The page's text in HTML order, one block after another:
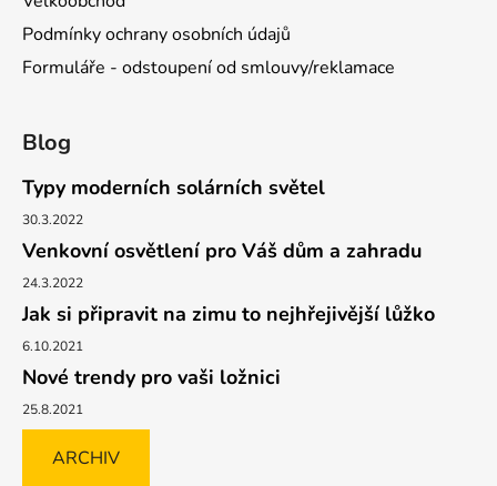
Podmínky ochrany osobních údajů
Formuláře - odstoupení od smlouvy/reklamace
Blog
Typy moderních solárních světel
30.3.2022
Venkovní osvětlení pro Váš dům a zahradu
24.3.2022
Jak si připravit na zimu to nejhřejivější lůžko
6.10.2021
Nové trendy pro vaši ložnici
25.8.2021
ARCHIV